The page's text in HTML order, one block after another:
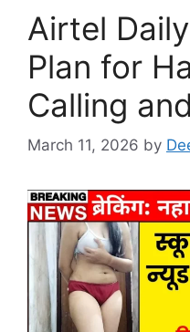
Airtel
Plan for
Calling
March 11, 2026 by